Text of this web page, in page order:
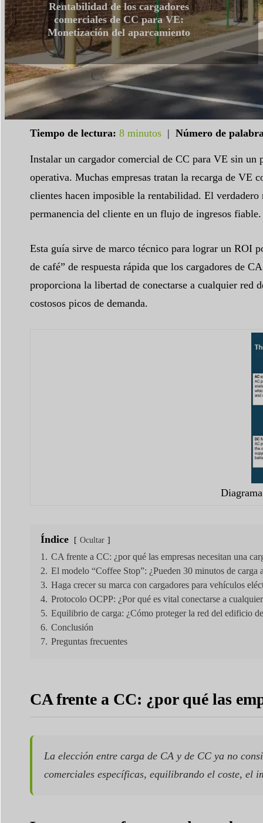
Rentabilidad de los cargadores
comerciales de CC para VE:
Monetización del aparcamiento
Tiempo de lectura: 8 minutos| Número de
Instalar un cargador comercial de CC para VE sin
operativa. Muchas empresas tratan la recarga de VE
clientes hacen imposible la rentabilidad. El
permanencia del cliente en un flujo de ingresos fiable.
Esta guía sirve de marco técnico para lograr un ROI
de café” de respuesta rápida que los cargadores de
proporciona la libertad de conectarse a cualquier red
costosos picos de demanda.
Índice Ocultar
1. CA frente a CC: ¿por qué las empresas necesitan una
2. El modelo “Coffee Stop”: ¿Pueden 30 minutos de carga
3. Haga crecer su marca con cargadores para vehículos
4. Protocolo OCPP: ¿Por qué es vital conectarse a
5. Equilibrio de carga: ¿Cómo proteger la red del edificio
6. Conclusión
7. Preguntas frecuentes
CA frente a CC: ¿por qué las
La elección entre carga de CA y de CC ya no
comerciales específicas, equilibrando el coste, el